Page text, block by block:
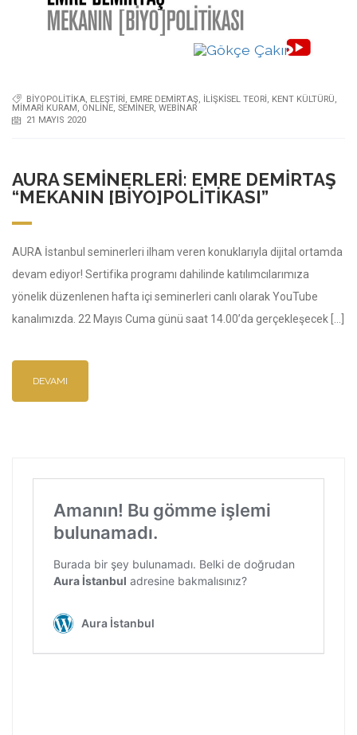
BIYOPOLITIKA, ELEŞTIRI, EMRE DEMIRTAŞ, ILIŞKISEL TEORI, KENT KÜLTÜRÜ,
MIMARI KURAM , ONLINE, SEMINER, WEBINAR
21 MAYIS 2020
AURA SEMINERLERI: EMRE DEMIRTAŞ
“MEKANIN [BIYO]POLITIKASI”
AURA İstanbul seminerleri ilham veren konuklarıyla dijital ortamda
devam ediyor! Sertifika programı dahilinde katılımcılarımıza
yönelik düzenlenen hafta içi seminerleri canlı olarak YouTube
kanalımızda. 22 Mayıs Cuma günü saat 14.00’da gerçekleşecek […]
DEVAMI